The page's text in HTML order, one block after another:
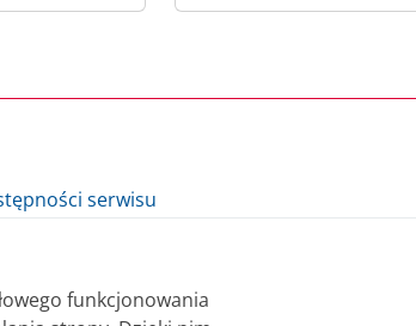
serwisu
Szefa Krajowej Administracji Skarbowej
archiwum
funkcjonowania